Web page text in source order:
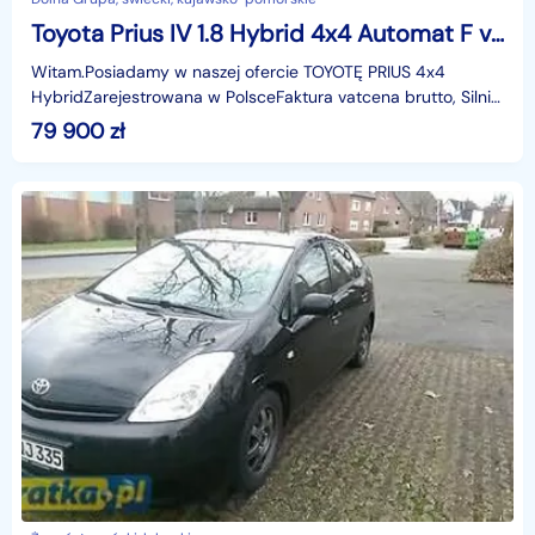
Toyota Prius IV 1.8 Hybrid 4x4 Automat F vat
Witam.Posiadamy w naszej ofercie TOYOTĘ PRIUS 4x4
HybridZarejestrowana w PolsceFaktura vatcena brutto, Silnik
79 900zł